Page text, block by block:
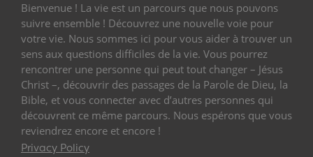
Bienvenue ! La vie est un parcours que nous pouvons
suivre ensemble ! Découvrez une nouvelle voie pour
votre vie. Nous sommes ici pour vous aider à trouver un
sens aux questions difficiles de la vie. Vous pourrez
rencontrer une personne qui peut tout changer – Jésus
Christ –, découvrir des passages de la Parole de Dieu, la
Bible, et vous connecter avec d’autres personnes qui
découvrent ce même parcours. Nous espérons que vous
reviendrez encore et encore !
Privacy Policy